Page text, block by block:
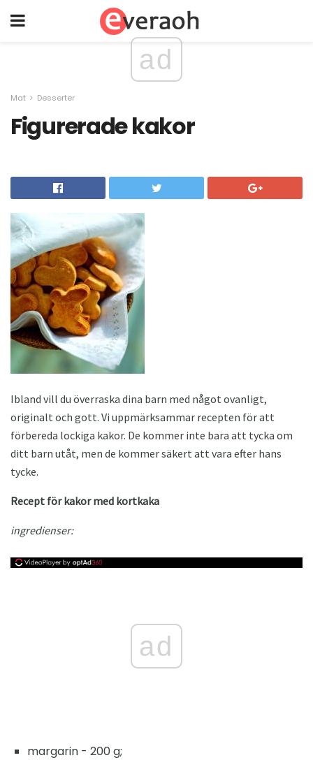
ad
Mat Desserter
Figurerade kakor
Ibland vill du överraska dina barn med något ovanligt,
originalt och gott. Vi uppmärksammar recepten för att
förbereda lockiga kakor. De kommer inte bara att tycka om
ditt barn utåt, men de kommer säkert att vara efter hans
tycke.
Recept för kakor med kortkaka
ingredienser:
ad
margarin - 200 g;